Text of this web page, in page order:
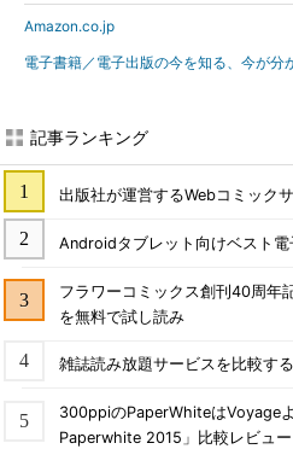
Amazon.co.jp
電子書籍／電子出版の今を知る、今が分
記事ランキング
出版社が運営するWebコミック
Androidタブレット向けベスト
フラワーコミックス創刊40周
を無料で試し読み
雑誌読み放題サービスを比較す
300ppiのPaperWhiteはVoyage
Paperwhite 2015」比較レビュー